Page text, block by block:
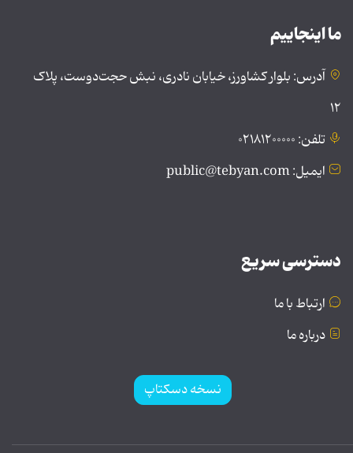
ما اینجاییم
آدرس: بلوار کشاورز، خیابان نادری، نبش حجت‌دوست، پلاک
۱۲
تلفن: ۰۲۱۸۱۲۰۰۰۰۰
ایمیل: public@tebyan.com
دسترسی سریع
ارتباط با ما
درباره ما
نسخه دسکتاپ